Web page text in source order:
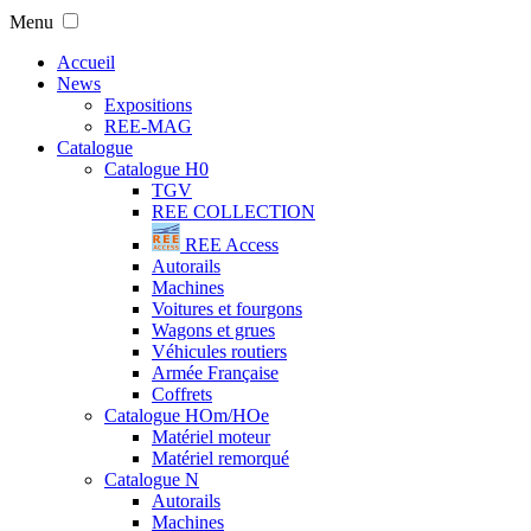
Menu
Accueil
News
Expositions
REE-MAG
Catalogue
Catalogue H0
TGV
REE COLLECTION
REE Access
Autorails
Machines
Voitures et fourgons
Wagons et grues
Véhicules routiers
Armée Française
Coffrets
Catalogue HOm/HOe
Matériel moteur
Matériel remorqué
Catalogue N
Autorails
Machines